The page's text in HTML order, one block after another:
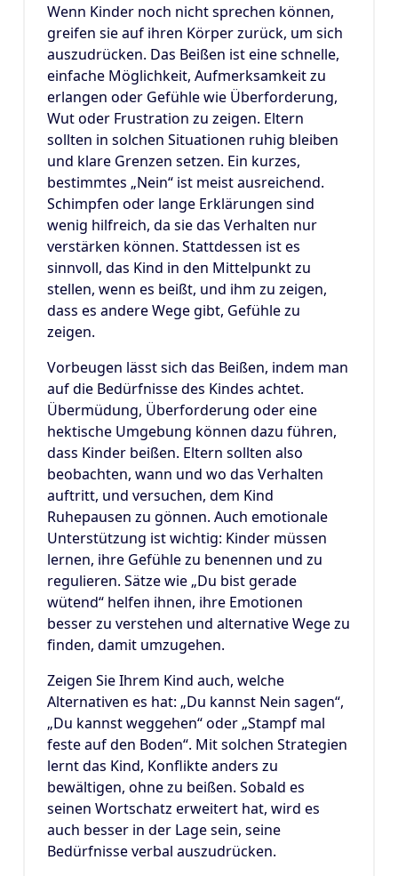
Wenn Kinder noch nicht sprechen können,
greifen sie auf ihren Körper zurück, um sich
auszudrücken. Das Beißen ist eine schnelle,
einfache Möglichkeit, Aufmerksamkeit zu
erlangen oder Gefühle wie Überforderung,
Wut oder Frustration zu zeigen. Eltern
sollten in solchen Situationen ruhig bleiben
und klare Grenzen setzen. Ein kurzes,
bestimmtes „Nein“ ist meist ausreichend.
Schimpfen oder lange Erklärungen sind
wenig hilfreich, da sie das Verhalten nur
verstärken können. Stattdessen ist es
sinnvoll, das Kind in den Mittelpunkt zu
stellen, wenn es beißt, und ihm zu zeigen,
dass es andere Wege gibt, Gefühle zu
zeigen.
Vorbeugen lässt sich das Beißen, indem man
auf die Bedürfnisse des Kindes achtet.
Übermüdung, Überforderung oder eine
hektische Umgebung können dazu führen,
dass Kinder beißen. Eltern sollten also
beobachten, wann und wo das Verhalten
auftritt, und versuchen, dem Kind
Ruhepausen zu gönnen. Auch emotionale
Unterstützung ist wichtig: Kinder müssen
lernen, ihre Gefühle zu benennen und zu
regulieren. Sätze wie „Du bist gerade
wütend“ helfen ihnen, ihre Emotionen
besser zu verstehen und alternative Wege zu
finden, damit umzugehen.
Zeigen Sie Ihrem Kind auch, welche
Alternativen es hat: „Du kannst Nein sagen“,
„Du kannst weggehen“ oder „Stampf mal
feste auf den Boden“. Mit solchen Strategien
lernt das Kind, Konflikte anders zu
bewältigen, ohne zu beißen. Sobald es
seinen Wortschatz erweitert hat, wird es
auch besser in der Lage sein, seine
Bedürfnisse verbal auszudrücken.